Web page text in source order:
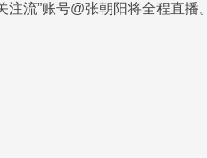
流”账号@张朝阳将全程直播。